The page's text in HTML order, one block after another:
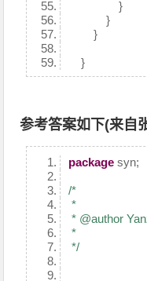
}
}
}
}
参考答案如下(来自
package syn;
/*
*
* @author
*
*/